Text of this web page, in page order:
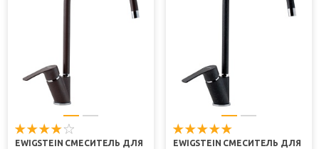
EWIGSTEIN СМЕСИТЕЛЬ ДЛЯ
EWIGSTEIN СМЕСИТЕЛЬ ДЛЯ